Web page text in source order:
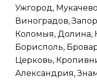
Ужгород,
Виноградов,
Коломыя, Долина,
Борисполь,
Церковь,
Александрия,